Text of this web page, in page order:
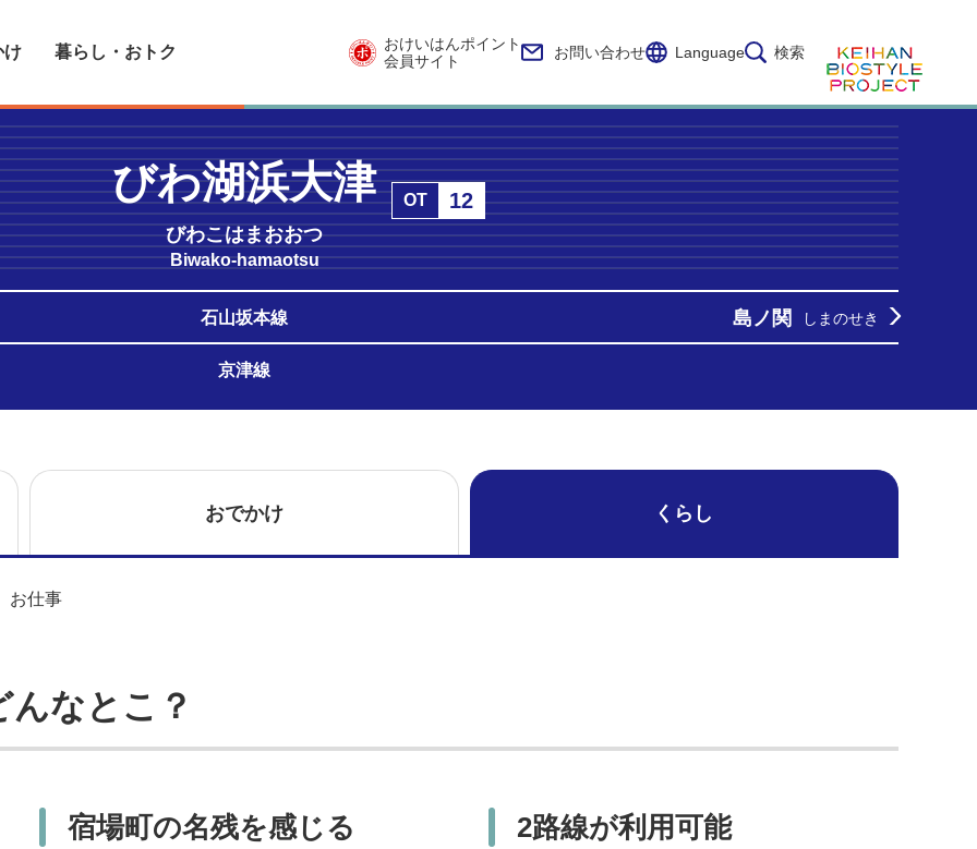
け 暮らし・おトク
おけいはんポイント
会員サイト
お問い合わせ Language 検索
びわ湖浜大津
びわこはまおおつ
Biwako-hamaotsu
OT 12
石山坂本線 島ノ関 しまのせき
京津線
おでかけ くらし
お仕事
なとこ？
宿場町の名残を感じる 2路線が利用可能